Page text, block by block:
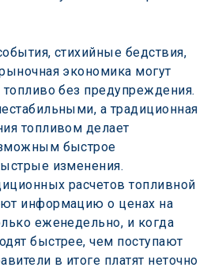
стихийные бедствия,
экономика могут
без предупреждения.
а традиционная
топливом делает
быстрое
изменения.
расчетов топливной
информацию о ценах на
еженедельно, и когда
быстрее, чем поступают
в итоге платят неточно